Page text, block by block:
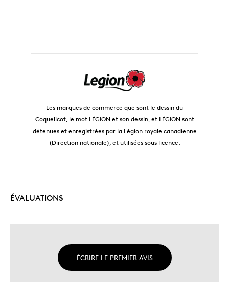
Les marques de commerce que sont le dessin du
Coquelicot, le mot LÉGION et son dessin, et LÉGION sont
détenues et enregistrées par la Légion royale canadienne
(Direction nationale), et utilisées sous licence.
ÉVALUATIONS
ÉCRIRE LE PREMIER AVIS